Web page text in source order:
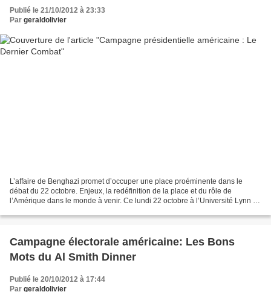
Publié le 21/10/2012 à 23:33
Par geraldolivier
L’affaire de Benghazi promet d’occuper une place proéminente dans le
débat du 22 octobre. Enjeux, la redéfinition de la place et du rôle de
l’Amérique dans le monde à venir. Ce lundi 22 octobre à l’Université Lynn de
Campagne électorale américaine: Les Bons
Mots du Al Smith Dinner
Publié le 20/10/2012 à 17:44
Par geraldolivier